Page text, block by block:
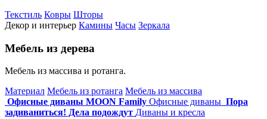
Текстиль Ковры Шторы
Декор и интерьер Камины Часы Зеркала
Мебель из дерева
Мебель из массива и ротанга.
Материал Мебель из ротанга Мебель из массива
Офисные диваны MOON Family Офисные диваны Пора
задиваниться! Дела подождут Диваны и кресла